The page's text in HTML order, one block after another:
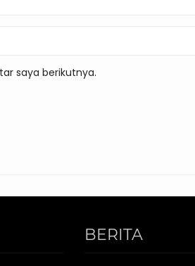
saya berikutnya.
BERITA